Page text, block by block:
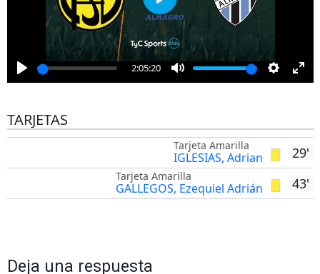
Play
2:05:20
Mute Settings
Play
TARJETAS
29'
Tarjeta Amarilla
IGLESIAS, Adrian
43'
Tarjeta Amarilla
GALLEGOS, Ezequiel Adrián
Deja una respuesta